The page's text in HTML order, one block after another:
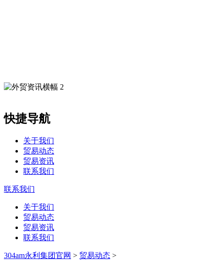
快捷导航
关于我们
贸易动态
贸易资讯
联系我们
联系我们
关于我们
贸易动态
贸易资讯
联系我们
304am永利集团官网 > 贸易动态 >